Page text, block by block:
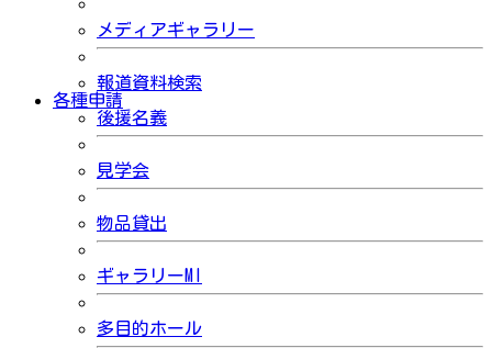
メディアギャラリー
報道資料検索
各種申請
後援名義
見学会
物品貸出
ギャラリーMI
多目的ホール